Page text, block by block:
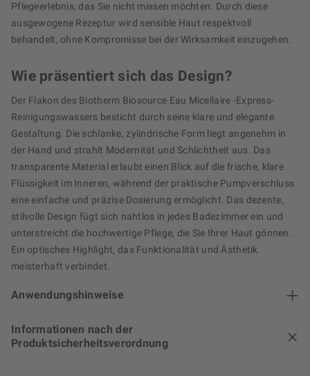
Pflegeerlebnis, das Sie nicht missen möchten. Durch diese
ausgewogene Rezeptur wird sensible Haut respektvoll
behandelt, ohne Kompromisse bei der Wirksamkeit einzugehen.
Wie präsentiert sich das Design?
Der Flakon des Biotherm Biosource Eau Micellaire -Express-
Reinigungswassers besticht durch seine klare und elegante
Gestaltung. Die schlanke, zylindrische Form liegt angenehm in
der Hand und strahlt Modernität und Schlichtheit aus. Das
transparente Material erlaubt einen Blick auf die frische, klare
Flüssigkeit im Inneren, während der praktische Pumpverschluss
eine einfache und präzise Dosierung ermöglicht. Das dezente,
stilvolle Design fügt sich nahtlos in jedes Badezimmer ein und
unterstreicht die hochwertige Pflege, die Sie Ihrer Haut gönnen.
Ein optisches Highlight, das Funktionalität und Ästhetik
meisterhaft verbindet.
Anwendungshinweise
Informationen nach der
Produktsicherheitsverordnung